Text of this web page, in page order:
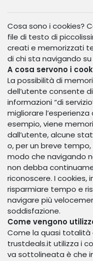
Cosa sono i cookies?
file di testo di
creati e memorizzati
di chi sta navigando
A cosa servono i
La possibilità di
dell’utente consente
informazioni “di
migliorare
esempio, viene
dall’utente, alcune
o, per un breve tempo,
modo che navigando
non debba
riconoscere. I
risparmiare tempo e
navigare più
soddisfazione.
Come vengono
Come la quasi totalità
trustdeals.it utilizza i
va sottolineata è che